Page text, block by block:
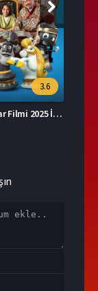
3.6
ŞamPİYONlar Filmi 2025 İzle